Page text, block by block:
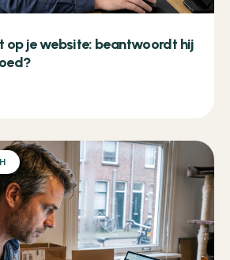
op je website: beantwoordt hij